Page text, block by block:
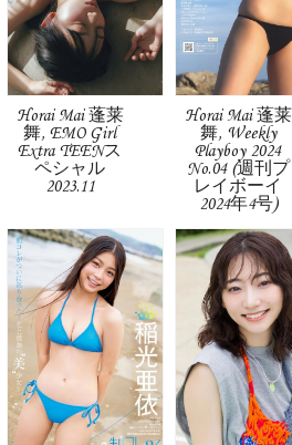
Horai Mai 蓬莱
舞, EMO Girl
Extra TEENス
ペシャル
2023.11
Horai Mai 蓬莱
舞, Weekly
Playboy 2024
No.04 (週刊プ
レイボーイ
2024年4号)